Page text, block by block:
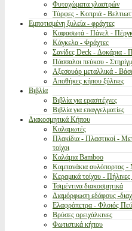
Φυτοχώματα γλαστρών
Τύρφες - Κοπριά -
Εμποτισμένη ξυλεία - φράχτες
Καφασωτά - Πάνελ -
Κάγκελα - Φράχτες
Σανίδες Deck - Δοκάρια -
Πάσσαλοι πεύκου -
Αξεσουάρ μεταλλικά -
Αποθήκες κήπου ξύλινες
Βιβλία
Βιβλία για ερασιτέχνες
Βιβλία για επαγγελματίες
Διακοσμητικά Κήπου
Καλαμωτές
Πλακίδια - Πλαστικοί -
τοίχοι
Καλάμια Bamboo
Καμπανάκια αυλόπορτας -
Κεραμικά τοίχου - Πήλινες
Τσιμέντινα διακοσμητικά
Διαμόρφωση εδάφους -
Ελαφρόπετρα - Φλοιός
Βρύσες ορειχάλκινες
Φωτιστικά κήπου